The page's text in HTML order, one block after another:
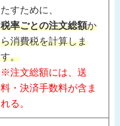
たすために、
税率ごとの注文総額か
ら消費税を計算しま
す。
※注文総額には、送
料・決済手数料が含ま
れる。